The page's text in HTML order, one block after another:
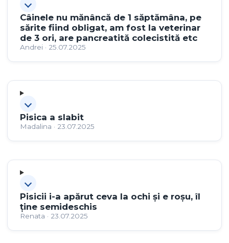
Câinele nu mănâncă de 1 săptămâna, pe
sărite fiind obligat, am fost la veterinar
de 3 ori, are pancreatită colecistită etc
Andrei · 25.07.2025
Pisica a slabit
Madalina · 23.07.2025
Pisicii i-a apărut ceva la ochi și e roșu, îl
ține semideschis
Renata · 23.07.2025